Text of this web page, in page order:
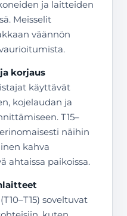
ja laitteiden
Meisselit
väännön
korjaus
käyttävät
kojelaudan ja
T15–
näihin
kahva
ahtaissa paikoissa.
soveltuvat